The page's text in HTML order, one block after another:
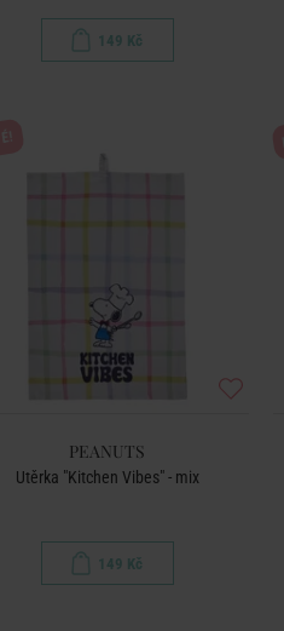
149 Kč
PEANUTS
Utěrka "Kitchen Vibes" - mix
149 Kč